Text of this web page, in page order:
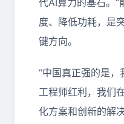
代AI算力的基石。
度、降低功耗，是
键方向。
“中国真正强的是
工程师红利，我们
化方案和创新的解